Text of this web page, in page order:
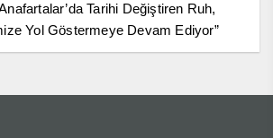
Tarihi Değiştiren Ruh,
Yol Göstermeye Devam Ediyor”